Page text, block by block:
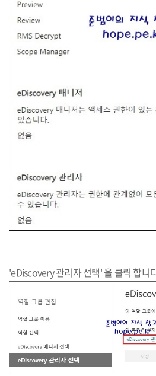
'eDiscovery 관리자 선택' 을 클릭 합니